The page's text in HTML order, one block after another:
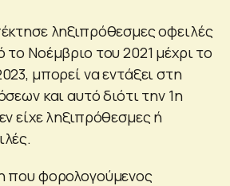
ληξιπρόθεσμες οφειλές
Νοέμβριο του 2021 μέχρι το
μπορεί να εντάξει στη
και αυτό διότι την 1η
είχε ληξιπρόθεσμες ή
που φορολογούμενος